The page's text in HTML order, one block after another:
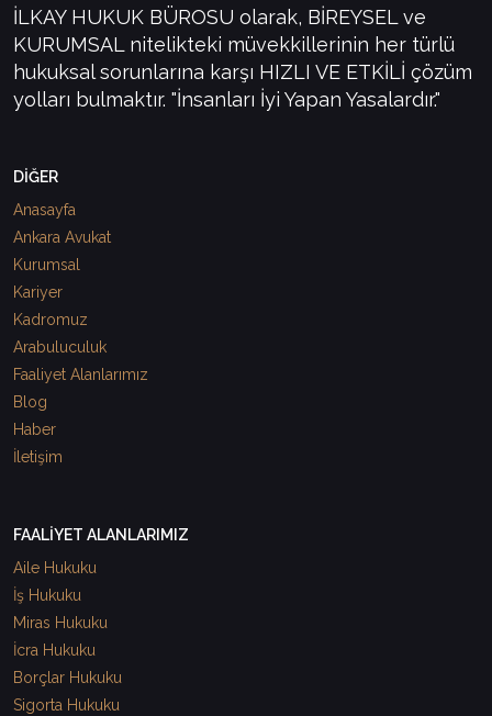
İLKAY HUKUK BÜROSU olarak, BİREYSEL ve
KURUMSAL nitelikteki müvekkillerinin her türlü
hukuksal sorunlarına karşı HIZLI VE ETKİLİ çözüm
yolları bulmaktır. "İnsanları İyi Yapan Yasalardır."
DİĞER
Anasayfa
Ankara Avukat
Kurumsal
Kariyer
Kadromuz
Arabuluculuk
Faaliyet Alanlarımız
Blog
Haber
İletişim
FAALİYET ALANLARIMIZ
Aile Hukuku
İş Hukuku
Miras Hukuku
İcra Hukuku
Borçlar Hukuku
Sigorta Hukuku